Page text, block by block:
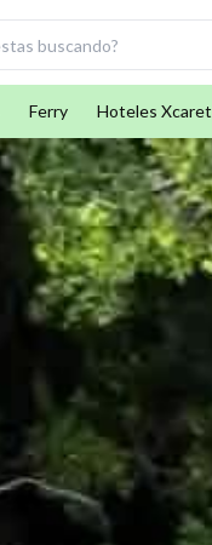
Ferry Hoteles Xcaret